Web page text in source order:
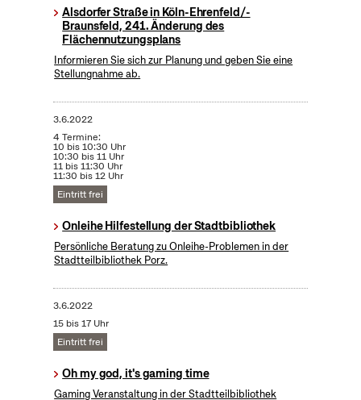
Alsdorfer Straße in Köln-Ehrenfeld/-
Braunsfeld, 241. Änderung des
Flächennutzungsplans
Informieren Sie sich zur Planung und geben Sie eine
Stellungnahme ab.
3.6.2022
4 Termine:
10 bis 10:30 Uhr
10:30 bis 11 Uhr
11 bis 11:30 Uhr
11:30 bis 12 Uhr
Eintritt frei
Onleihe Hilfestellung der Stadtbibliothek
Persönliche Beratung zu Onleihe-Problemen in der
Stadtteilbibliothek Porz.
3.6.2022
15 bis 17 Uhr
Eintritt frei
Oh my god, it's gaming time
Gaming Veranstaltung in der Stadtteilbibliothek